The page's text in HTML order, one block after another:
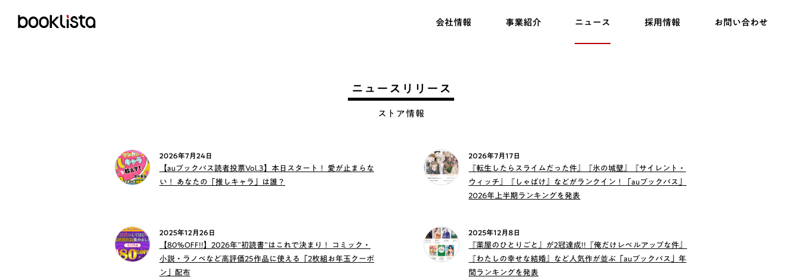
会社情報 事業紹介 ニュース 採用情報 お問い合わせ
ニュースリリース
ストア情報
2026年7月24日
【auブックパス読者投票Vol.3】本日スタート！ 愛が止まらな
い！ あなたの「推しキャラ」は誰？
2026年7月17日
『転生したらスライムだった件』『氷の城壁』『サイレント・
ウィッチ』『しゃばけ』などがランクイン！「auブックパス」
2026年上半期ランキングを発表
2025年12月26日
【80%OFF!!】2026年”初読書”はこれで決まり！ コミック・
小説・ラノベなど高評価25作品に使える「2枚組お年玉クーポ
ン」配布
2025年12月8日
『薬屋のひとりごと』が2冠達成!!『俺だけレベルアップな件』
『わたしの幸せな結婚』など人気作が並ぶ「auブックパス」年
間ランキングを発表